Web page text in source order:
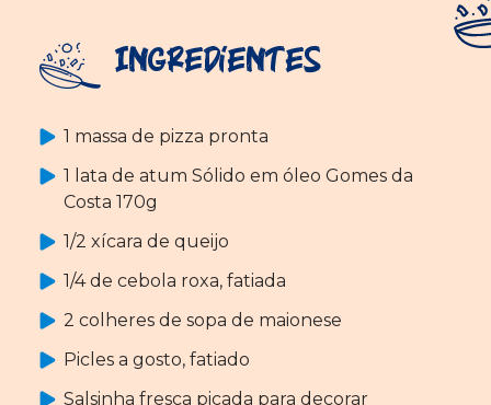
Ingredientes
1 massa de pizza pronta
1 lata de atum Sólido em óleo Gomes da
Costa 170g
1/2 xícara de queijo
1/4 de cebola roxa, fatiada
2 colheres de sopa de maionese
Picles a gosto, fatiado
Salsinha fresca picada para decorar